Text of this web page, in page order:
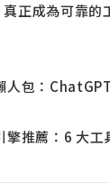
正成為可靠的
人包：
擎推薦：6 大工